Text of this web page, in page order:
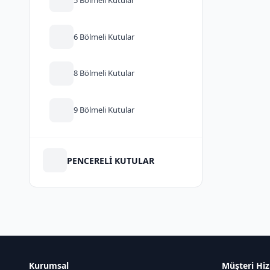
6 Bölmeli Kutular
8 Bölmeli Kutular
9 Bölmeli Kutular
PENCERELİ KUTULAR
Kurumsal Müşteri